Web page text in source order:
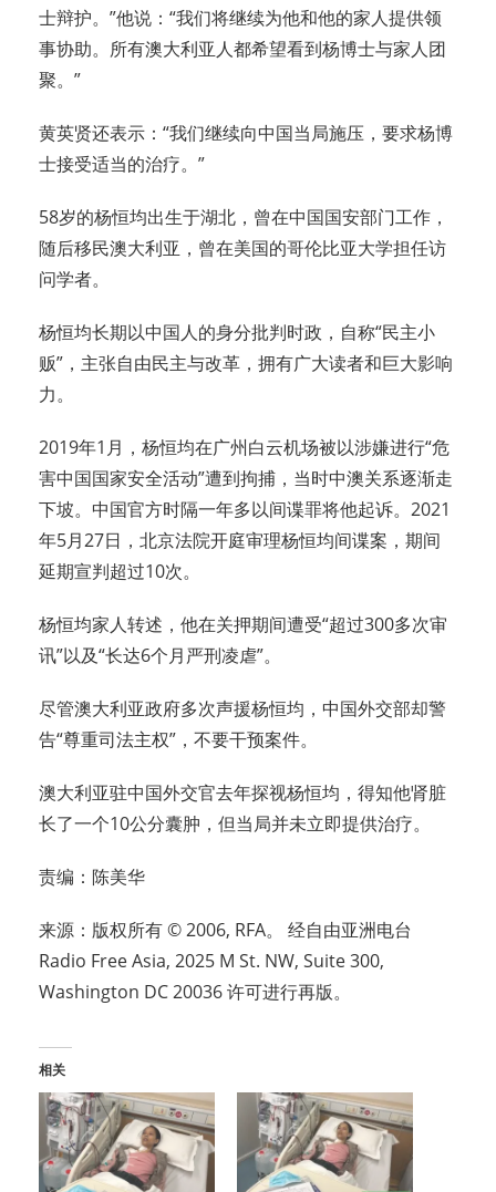
士辩护。”他说：“我们将继续为他和他的家人提供领
事协助。所有澳大利亚人都希望看到杨博士与家人团
聚。”
黄英贤还表示：“我们继续向中国当局施压，要求杨博
士接受适当的治疗。”
58岁的杨恒均出生于湖北，曾在中国国安部门工作，
随后移民澳大利亚，曾在美国的哥伦比亚大学担任访
问学者。
杨恒均长期以中国人的身分批判时政，自称“民主小
贩”，主张自由民主与改革，拥有广大读者和巨大影响
力。
2019年1月，杨恒均在广州白云机场被以涉嫌进行“危
害中国国家安全活动”遭到拘捕，当时中澳关系逐渐走
下坡。中国官方时隔一年多以间谍罪将他起诉。2021
年5月27日，北京法院开庭审理杨恒均间谍案，期间
延期宣判超过10次。
杨恒均家人转述，他在关押期间遭受“超过300多次审
讯”以及“长达6个月严刑凌虐”。
尽管澳大利亚政府多次声援杨恒均，中国外交部却警
告“尊重司法主权”，不要干预案件。
澳大利亚驻中国外交官去年探视杨恒均，得知他肾脏
长了一个10公分囊肿，但当局并未立即提供治疗。
责编：陈美华
来源：版权所有 © 2006, RFA。 经自由亚洲电台
Radio Free Asia, 2025 M St. NW, Suite 300,
Washington DC 20036 许可进行再版。
相关